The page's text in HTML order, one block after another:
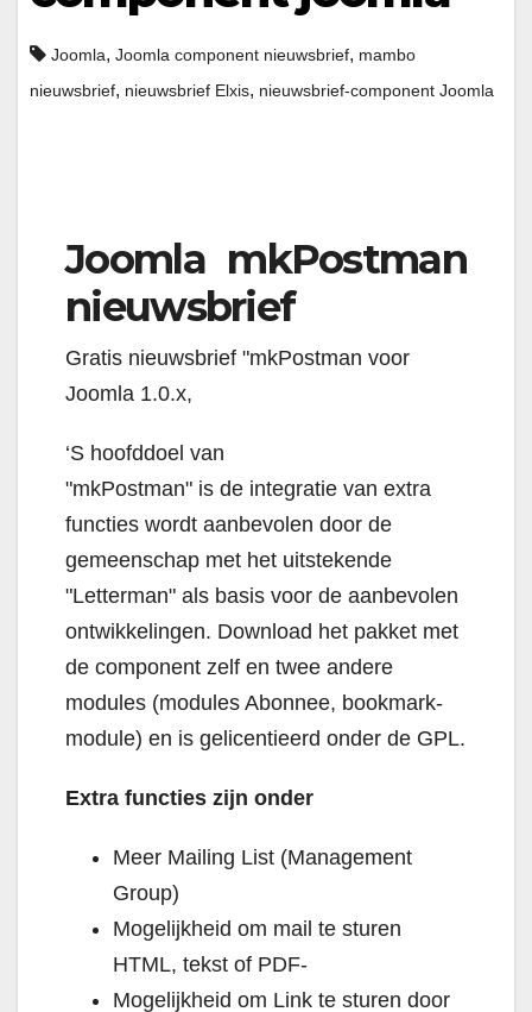
Joomla, Joomla component nieuwsbrief, mambo
nieuwsbrief, nieuwsbrief Elxis, nieuwsbrief-component Joomla
Joomla mkPostman
nieuwsbrief
Gratis nieuwsbrief "mkPostman voor
Joomla 1.0.x,
‘S hoofddoel van
"mkPostman" is de integratie van extra
functies wordt aanbevolen door de
gemeenschap met het uitstekende
"Letterman" als basis voor de aanbevolen
ontwikkelingen. Download het pakket met
de component zelf en twee andere
modules (modules Abonnee, bookmark-
module) en is gelicentieerd onder de GPL.
Extra functies zijn onder
Meer Mailing List (Management
Group)
Mogelijkheid om mail te sturen
HTML, tekst of PDF-
Mogelijkheid om Link te sturen door